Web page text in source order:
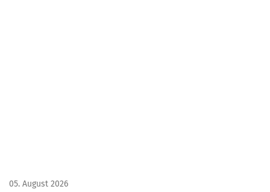
05. August 2026